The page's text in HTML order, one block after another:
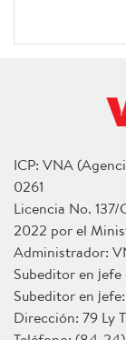
ICP: VNA
0261
Licencia No. 137/
2022 por el
Administrador:
Subeditor en jefe
Subeditor en
Dirección: 79 Ly